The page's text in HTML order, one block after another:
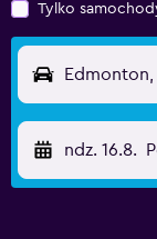
Tylko
Edmonton,
ndz. 16.8.